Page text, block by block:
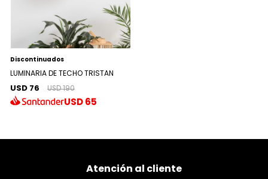
Discontinuados
LUMINARIA DE TECHO TRISTAN
USD 76 USD 190
USD65
Atención al cliente